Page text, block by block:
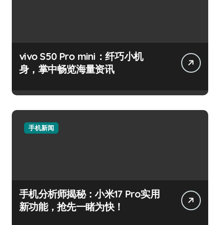
vivo S50 Pro mini：纤巧小机
身，掌中畅览海量资讯
手机新闻
手机分析师揭秘：小米17 Pro实用
新功能，抢先一睹为快！